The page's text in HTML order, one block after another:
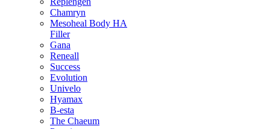
Chamryn
Mesoheal Body HA
Filler
Gana
Reneall
Success
Evolution
Univelo
Hyamax
B-esta
The Chaeum